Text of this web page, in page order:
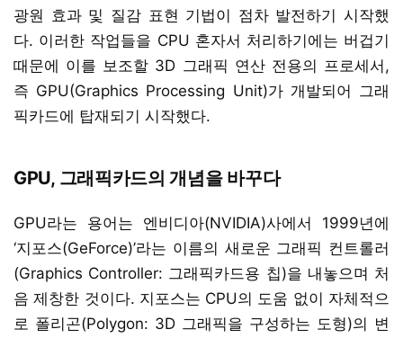
광원 효과 및 질감 표현 기법이 점차 발전하기 시작했
다. 이러한 작업들을 CPU 혼자서 처리하기에는 버겁기
때문에 이를 보조할 3D 그래픽 연산 전용의 프로세서,
즉 GPU(Graphics Processing Unit)가 개발되어 그래
픽카드에 탑재되기 시작했다.
GPU, 그래픽카드의 개념을 바꾸다
GPU라는 용어는 엔비디아(NVIDIA)사에서 1999년에
‘지포스(GeForce)’라는 이름의 새로운 그래픽 컨트롤러
(Graphics Controller: 그래픽카드용 칩)을 내놓으며 처
음 제창한 것이다. 지포스는 CPU의 도움 없이 자체적으
로 폴리곤(Polygon: 3D 그래픽을 구성하는 도형)의 변